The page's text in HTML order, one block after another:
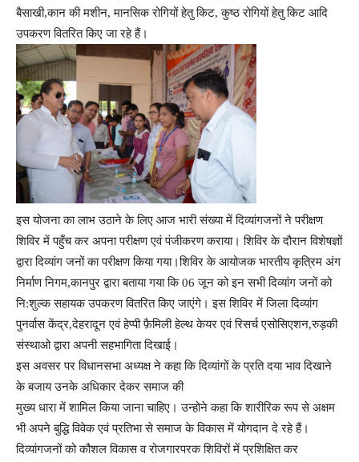
बैसाखी,कान की मशीन, मानसिक रोगियों हेतु किट, कुष्ठ रोगियों हेतु किट आदि
उपकरण वितरित किए जा रहे हैं।
इस योजना का लाभ उठाने के लिए आज भारी संख्या में दिव्यांगजनों ने परीक्षण
शिविर में पहुँच कर अपना परीक्षण एवं पंजीकरण कराया। शिविर के दौरान विशेषज्ञों
द्वारा दिव्यांग जनों का परीक्षण किया गया।शिविर के आयोजक भारतीय कृत्रिम अंग
निर्माण निगम,कानपुर द्वारा बताया गया कि 06 जून को इन सभी दिव्यांग जनों को
नि:शुल्क सहायक उपकरण वितरित किए जाएंगे। इस शिविर में जिला दिव्यांग
पुनर्वास केंद्र,देहरादून एवं हेप्पी फ़ैमिली हेल्थ केयर एवं रिसर्च एसोसिएशन,रुड़की
संस्थाओ द्वारा अपनी सहभागिता दिखाई।
इस अवसर पर विधानसभा अध्यक्ष ने कहा कि दिव्यांगों के प्रति दया भाव दिखाने
के बजाय उनके अधिकार देकर समाज की
मुख्य धारा में शामिल किया जाना चाहिए। उन्होने कहा कि शारीरिक रूप से अक्षम
भी अपने बुद्धि विवेक एवं प्रतिभा से समाज के विकास में योगदान दे रहे हैं।
दिव्यांगजनों को कौशल विकास व रोजगारपरक शिविरों में प्रशिक्षित कर